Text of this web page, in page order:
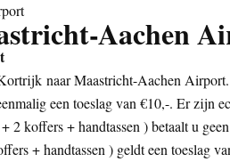
Aachen
naar Maastricht-Aachen
een toeslag van €10,-. Er zijn
2 koffers + handtassen ) betaalt u
+ handtassen ) geldt een toeslag